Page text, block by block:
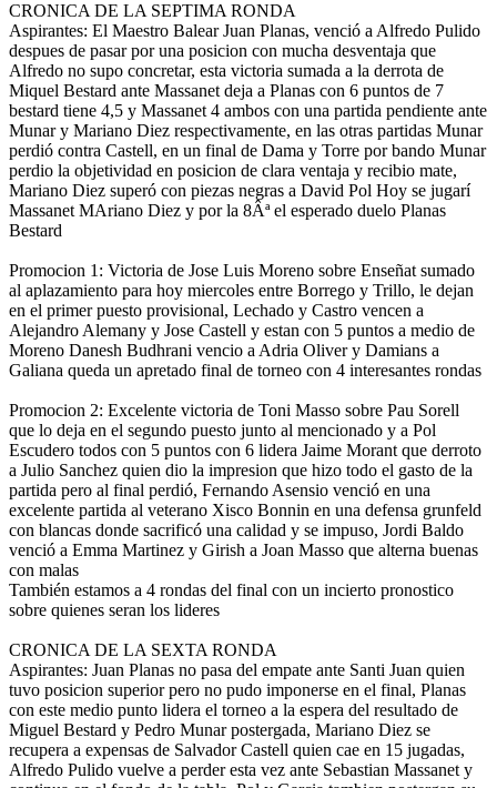
CRONICA DE LA SEPTIMA RONDA
Aspirantes: El Maestro Balear Juan Planas, venció a Alfredo Pulido
despues de pasar por una posicion con mucha desventaja que
Alfredo no supo concretar, esta victoria sumada a la derrota de
Miquel Bestard ante Massanet deja a Planas con 6 puntos de 7
bestard tiene 4,5 y Massanet 4 ambos con una partida pendiente ante
Munar y Mariano Diez respectivamente, en las otras partidas Munar
perdió contra Castell, en un final de Dama y Torre por bando Munar
perdio la objetividad en posicion de clara ventaja y recibio mate,
Mariano Diez superó con piezas negras a David Pol Hoy se jugarí
Massanet MAriano Diez y por la 8Âª el esperado duelo Planas
Bestard
Promocion 1: Victoria de Jose Luis Moreno sobre Enseñat sumado
al aplazamiento para hoy miercoles entre Borrego y Trillo, le dejan
en el primer puesto provisional, Lechado y Castro vencen a
Alejandro Alemany y Jose Castell y estan con 5 puntos a medio de
Moreno Danesh Budhrani vencio a Adria Oliver y Damians a
Galiana queda un apretado final de torneo con 4 interesantes rondas
Promocion 2: Excelente victoria de Toni Masso sobre Pau Sorell
que lo deja en el segundo puesto junto al mencionado y a Pol
Escudero todos con 5 puntos con 6 lidera Jaime Morant que derroto
a Julio Sanchez quien dio la impresion que hizo todo el gasto de la
partida pero al final perdió, Fernando Asensio venció en una
excelente partida al veterano Xisco Bonnin en una defensa grunfeld
con blancas donde sacrificó una calidad y se impuso, Jordi Baldo
venció a Emma Martinez y Girish a Joan Masso que alterna buenas
con malas
También estamos a 4 rondas del final con un incierto pronostico
sobre quienes seran los lideres
CRONICA DE LA SEXTA RONDA
Aspirantes: Juan Planas no pasa del empate ante Santi Juan quien
tuvo posicion superior pero no pudo imponerse en el final, Planas
con este medio punto lidera el torneo a la espera del resultado de
Miguel Bestard y Pedro Munar postergada, Mariano Diez se
recupera a expensas de Salvador Castell quien cae en 15 jugadas,
Alfredo Pulido vuelve a perder esta vez ante Sebastian Massanet y